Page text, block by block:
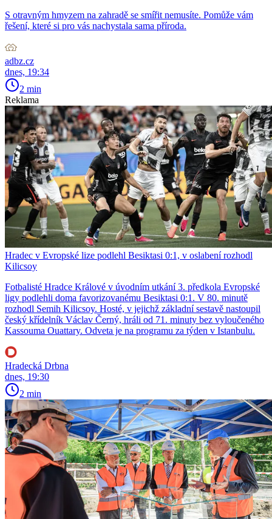
S otravným hmyzem na zahradě se smířit nemusíte. Pomůže vám
řešení, které si pro vás nachystala sama příroda.
adbz.cz
dnes, 19:34
2 min
Reklama
Hradec v Evropské lize podlehl Besiktasi 0:1, v oslabení rozhodl
Kilicsoy
Fotbalisté Hradce Králové v úvodním utkání 3. předkola Evropské
ligy podlehli doma favorizovanému Besiktasi 0:1. V 80. minutě
rozhodl Semih Kilicsoy. Hosté, v jejichž základní sestavě nastoupil
český křídelník Václav Černý, hráli od 71. minuty bez vyloučeného
Kassouma Ouattary. Odveta je na programu za týden v Istanbulu.
Hradecká Drbna
dnes, 19:30
2 min